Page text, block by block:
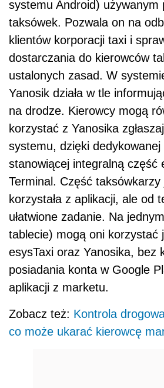
systemu Android) używanym
taksówek. Pozwala on na
klientów korporacji taxi i
dostarczania do kierowców
ustalonych zasad. W
Yanosik działa w tle
na drodze. Kierowcy mogą
korzystać z Yanosika
systemu, dzięki dedykowanej
stanowiącej integralną część
Terminal. Część
korzystała z aplikacji, ale od
ułatwione zadanie. Na
tablecie) mogą oni korzystać
esysTaxi oraz Yanosika, bez
posiadania konta w Google
aplikacji z marketu.
Zobacz też: Kontrola
co może ukarać kierowcę